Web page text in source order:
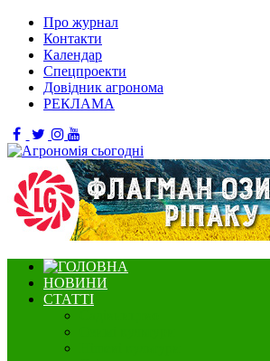
Про журнал
Контакти
Календар
Спецпроекти
Довідник агронома
РЕКЛАМА
НОВИНИ
СТАТТІ